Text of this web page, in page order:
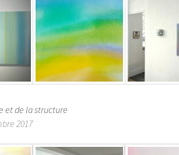
et de la structure
2017